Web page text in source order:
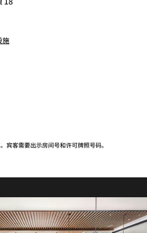
施
宾客需要出示房间号和许可牌照号码。